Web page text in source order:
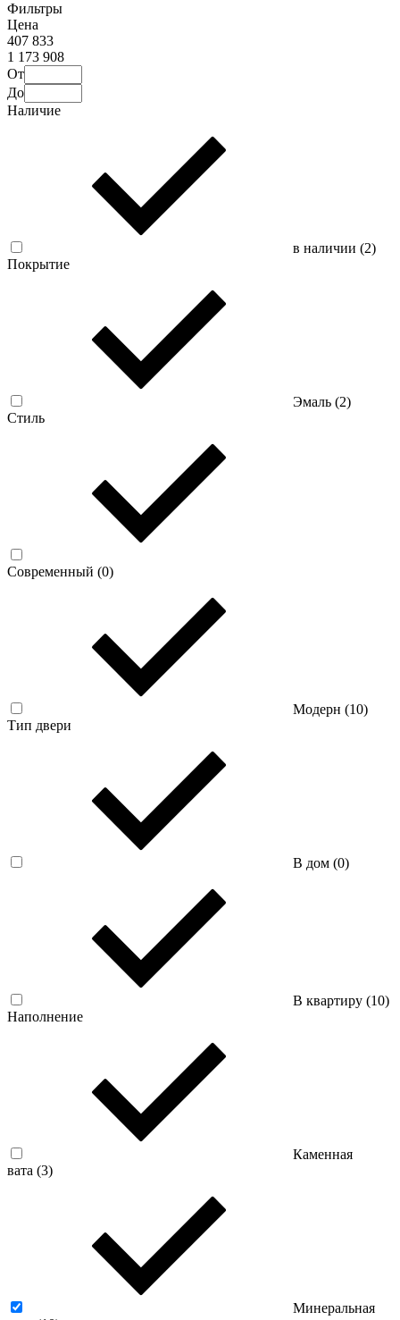
Фильтры
Цена
407 833
1 173 908
От
До
Наличие
в наличии (2)
Покрытие
Эмаль (2)
Стиль
Современный (0)
Модерн (10)
Тип двери
В дом (0)
В квартиру (10)
Наполнение
Каменная
вата (3)
Минеральная